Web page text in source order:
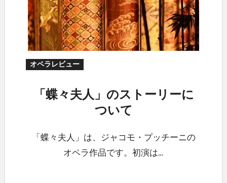
オペラレビュー
「蝶々夫人」のストーリーに
ついて
「蝶々夫人」は、ジャコモ・プッチーニの
オペラ作品です。初演は…